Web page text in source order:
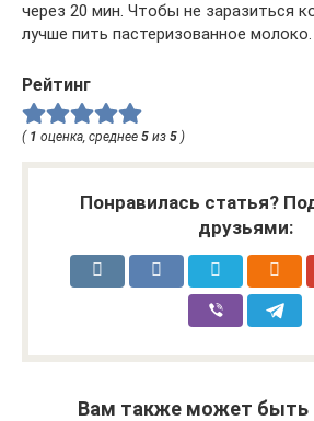
через 20 мин. Чтобы не заразиться
лучше пить пастеризованное молоко.
Рейтинг
( 1 оценка, среднее 5 из 5 )
Понравилась статья?
друзьями:
Вам также может быть